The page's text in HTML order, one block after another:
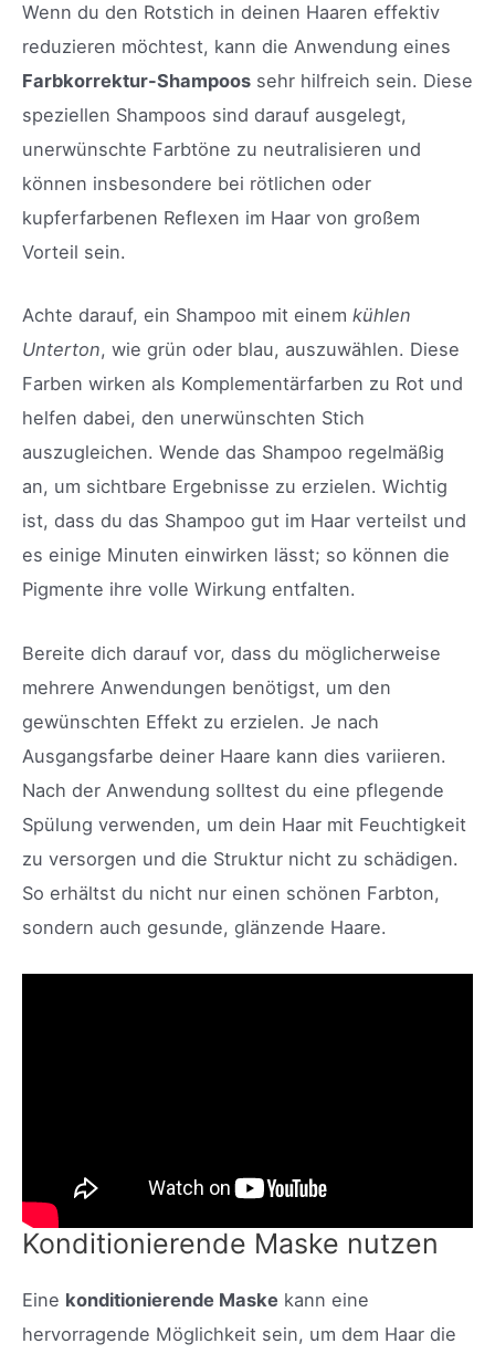
Wenn du den Rotstich in deinen Haaren effektiv
reduzieren möchtest, kann die Anwendung eines
Farbkorrektur-Shampoos sehr hilfreich sein. Diese
speziellen Shampoos sind darauf ausgelegt,
unerwünschte Farbtöne zu neutralisieren und
können insbesondere bei rötlichen oder
kupferfarbenen Reflexen im Haar von großem
Vorteil sein.
Achte darauf, ein Shampoo mit einem kühlen
Unterton, wie grün oder blau, auszuwählen. Diese
Farben wirken als Komplementärfarben zu Rot und
helfen dabei, den unerwünschten Stich
auszugleichen. Wende das Shampoo regelmäßig
an, um sichtbare Ergebnisse zu erzielen. Wichtig
ist, dass du das Shampoo gut im Haar verteilst und
es einige Minuten einwirken lässt; so können die
Pigmente ihre volle Wirkung entfalten.
Bereite dich darauf vor, dass du möglicherweise
mehrere Anwendungen benötigst, um den
gewünschten Effekt zu erzielen. Je nach
Ausgangsfarbe deiner Haare kann dies variieren.
Nach der Anwendung solltest du eine pflegende
Spülung verwenden, um dein Haar mit Feuchtigkeit
zu versorgen und die Struktur nicht zu schädigen.
So erhältst du nicht nur einen schönen Farbton,
sondern auch gesunde, glänzende Haare.
Konditionierende Maske nutzen
Eine konditionierende Maske kann eine
hervorragende Möglichkeit sein, um dem Haar die